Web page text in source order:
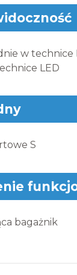
w technice
LED
S
bagażnik